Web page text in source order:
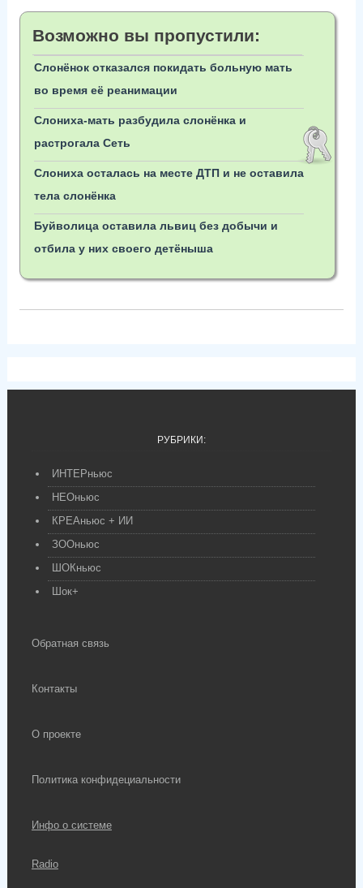
Возможно вы пропустили:
Слонёнок отказался покидать больную мать
во время её реанимации
Слониха-мать разбудила слонёнка и
растрогала Сеть
Слониха осталась на месте ДТП и не оставила
тела слонёнка
Буйволица оставила львиц без добычи и
отбила у них своего детёныша
РУБРИКИ:
ИНТЕРньюс
НЕОньюс
КРЕАньюс + ИИ
ЗООньюс
ШОКньюс
Шок+
Обратная связь
Контакты
О проекте
Политика конфидециальности
Инфо о системе
Radio